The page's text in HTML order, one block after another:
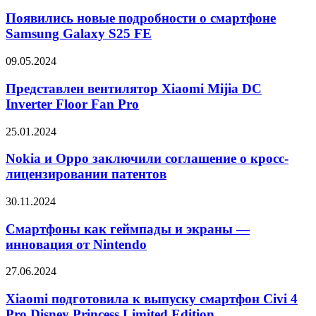
и
1
ТБ
памяти
сертификацию
регулятора
подробности
о
смартфоне
Galaxy
FE
Появились новые подробности о смартфоне
Samsung Galaxy S25 FE
Представлен
Xiaomi
Mijia
DC
Floor
Pro
09.05.2024
Представлен вентилятор Xiaomi Mijia DC
Inverter Floor Fan Pro
Nokia
Oppo
соглашение
кросс-
патентов
25.01.2024
Nokia и Oppo заключили соглашение о кросс-
лицензировании патентов
Смартфоны
геймпады
и
экраны
инновация
Nintendo
30.11.2024
Смартфоны как геймпады и экраны —
инновация от Nintendo
Xiaomi
к
выпуску
27.06.2024
Xiaomi подготовила к выпуску смартфон Civi 4